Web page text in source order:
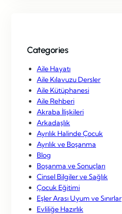
Categories
Aile Hayatı
Aile Kılavuzu Dersler
Aile Kütüphanesi
Aile Rehberi
Akraba İlişkileri
Arkadaşlık
Ayrılık Halinde Çocuk
Ayrılık ve Boşanma
Blog
Boşanma ve Sonuçları
Cinsel Bilgiler ve Sağlık
Çocuk Eğitimi
Eşler Arası Uyum ve Sınırlar
Evliliğe Hazırlık